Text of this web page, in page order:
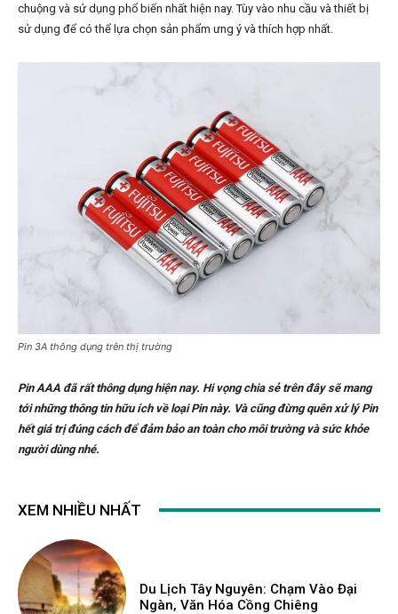
chuộng và sử dụng phổ biến nhất hiện nay. Tùy vào nhu cầu và thiết bị
sử dụng để có thể lựa chọn sản phẩm ưng ý và thích hợp nhất.
Pin 3A thông dụng trên thị trường
Pin AAA đã rất thông dụng hiện nay. Hi vọng chia sẻ trên đây sẽ mang
tới những thông tin hữu ích về loại Pin này. Và cũng đừng quên xử lý Pin
hết giá trị đúng cách để đảm bảo an toàn cho môi trường và sức khỏe
người dùng nhé.
XEM NHIỀU NHẤT
Du Lịch Tây Nguyên: Chạm Vào Đại
Ngàn, Văn Hóa Cồng Chiêng